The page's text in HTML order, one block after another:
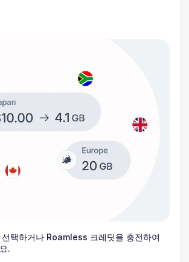
택하거나 Roamless 크레딧을 충전하여
.